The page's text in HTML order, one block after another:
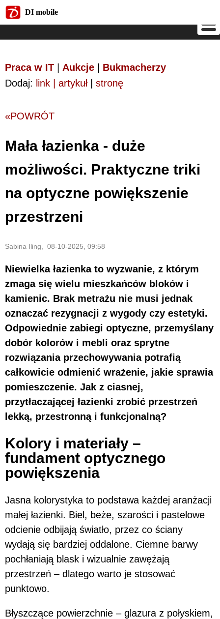
DI mobile
Praca w IT Aukcje
Bukmacherzy
Dodaj: link | artykuł| stronę
«POWRÓT
Mała łazienka - duże
możliwości. Praktyczne triki
na optyczne powiększenie
przestrzeni
Sabina Iling, 08-10-2025, 09:58
Niewielka łazienka to wyzwanie, z którym
zmaga się wielu mieszkańców bloków i
kamienic. Brak metrażu nie musi jednak
oznaczać rezygnacji z wygody czy estetyki.
Odpowiednie zabiegi optyczne, przemyślany
dobór kolorów i mebli oraz sprytne
rozwiązania przechowywania potrafią
całkowicie odmienić wrażenie, jakie sprawia
pomieszczenie. Jak z ciasnej,
przytłaczającej łazienki zrobić przestrzeń
lekką, przestronną i funkcjonalną?
Kolory i materiały –
fundament optycznego
powiększenia
Jasna kolorystyka to podstawa każdej aranżacji
małej łazienki. Biel, beże, szarości i pastelowe
odcienie odbijają światło, przez co ściany
wydają się bardziej oddalone. Ciemne barwy
pochłaniają blask i wizualnie zawężają
przestrzeń – dlatego warto je stosować
punktowo.
Błyszczące powierzchnie – glazura z połyskiem,
DI mobile